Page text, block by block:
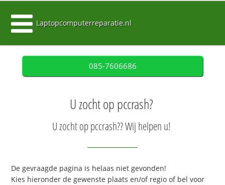
Laptopcomputerreparatie.nl
085-7606686
U zocht op pccrash?
U zocht op pccrash?? Wij helpen u!
De gevraagde pagina is helaas niet gevonden!
Kies hieronder de gewenste plaats en/of regio of bel voor